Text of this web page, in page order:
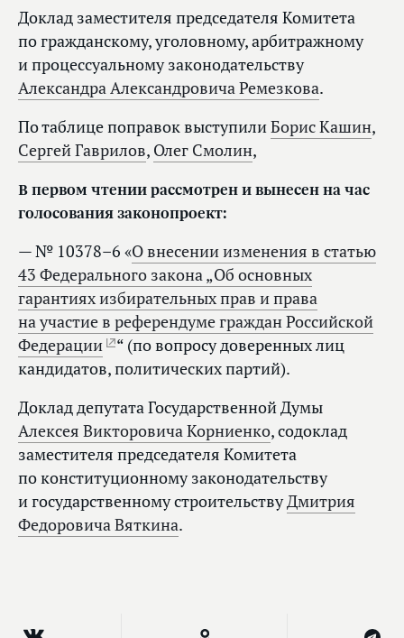
Доклад заместителя председателя Комитета
по гражданскому, уголовному, арбитражному
и процессуальному законодательству
Александра Александровича Ремезкова.
По таблице поправок выступилиБорис Кашин,
Сергей Гаврилов, Олег Смолин,
В первом чтении рассмотрен и вынесен на час
голосования законопроект:
— № 10378–6 «О внесении изменения в статью
43 Федерального закона „Об основных
гарантиях избирательных прав и права
на участие в референдуме граждан Российской
Федерации
“ (по вопросу доверенных лиц
кандидатов, политических партий).
Доклад депутата Государственной Думы
Алексея Викторовича Корниенко, содоклад
заместителя председателя Комитета
по конституционному законодательству
и государственному строительствуДмитрия
Федоровича Вяткина.